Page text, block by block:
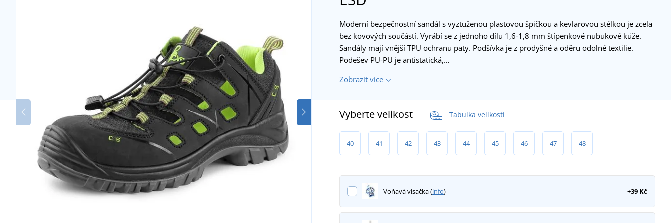
Moderní bezpečnostní sandál s vyztuženou plastovou špičkou a kevlarovou stélkou je zcela
bez kovových součástí. Vyrábí se z jednoho dílu 1,6-1,8 mm štípenkové nubukové kůže.
Sandály mají vnější TPU ochranu paty. Podšívka je z prodyšné a oděru odolné textilie.
Podešev PU-PU je antistatická,…
Zobrazit více
Vyberte velikost Tabulka velikostí
40 41 42 43 44 45 46 47 48
Voňavá visačka (info) +39 Kč